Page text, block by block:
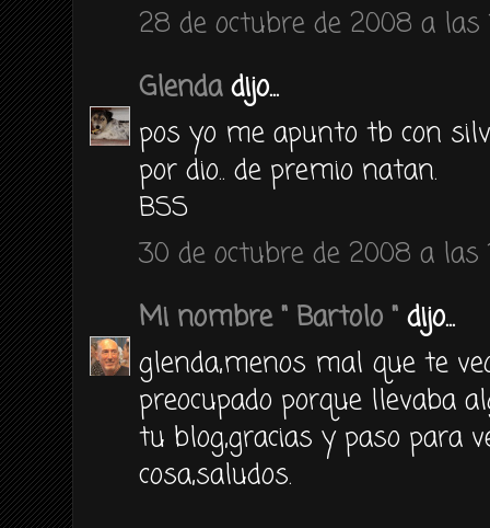
28 de octubre de 2008 a las
Glendadijo...
pos yo me apunto tb con
por dio.. de premio natan.
BSS
30 de octubre de 2008 a las
Mi nombre " Bartolo " dijo...
glenda,menos mal que te
preocupado porque llevaba
tu blog,gracias y paso para
cosa,saludos.